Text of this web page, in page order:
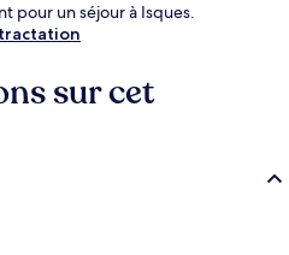
pour un séjour à Isques.
sur cet